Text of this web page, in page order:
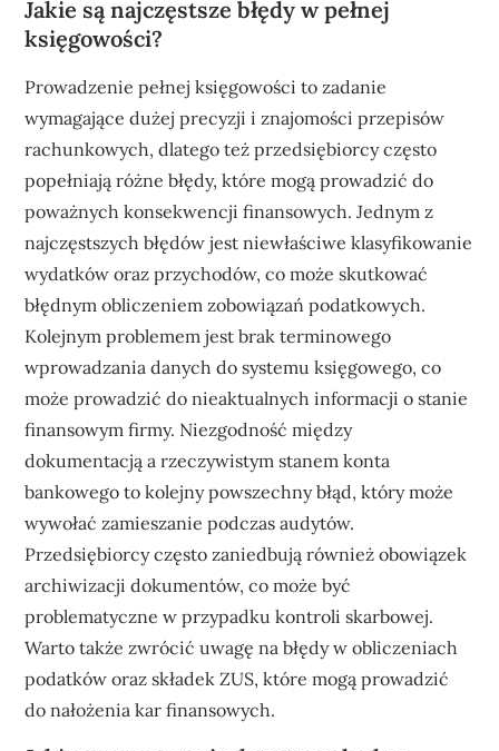
Jakie są najczęstsze błędy w pełnej
księgowości?
Prowadzenie pełnej księgowości to zadanie
wymagające dużej precyzji i znajomości przepisów
rachunkowych, dlatego też przedsiębiorcy często
popełniają różne błędy, które mogą prowadzić do
poważnych konsekwencji finansowych. Jednym z
najczęstszych błędów jest niewłaściwe klasyfikowanie
wydatków oraz przychodów, co może skutkować
błędnym obliczeniem zobowiązań podatkowych.
Kolejnym problemem jest brak terminowego
wprowadzania danych do systemu księgowego, co
może prowadzić do nieaktualnych informacji o stanie
finansowym firmy. Niezgodność między
dokumentacją a rzeczywistym stanem konta
bankowego to kolejny powszechny błąd, który może
wywołać zamieszanie podczas audytów.
Przedsiębiorcy często zaniedbują również obowiązek
archiwizacji dokumentów, co może być
problematyczne w przypadku kontroli skarbowej.
Warto także zwrócić uwagę na błędy w obliczeniach
podatków oraz składek ZUS, które mogą prowadzić
do nałożenia kar finansowych.